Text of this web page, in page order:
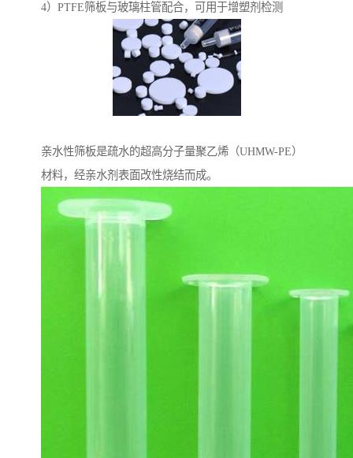
4）PTFE筛板与玻璃柱管配合，可用于增塑剂检测
亲水性筛板是疏水的超高分子量聚乙烯（UHMW-PE）
材料，经亲水剂表面改性烧结而成。